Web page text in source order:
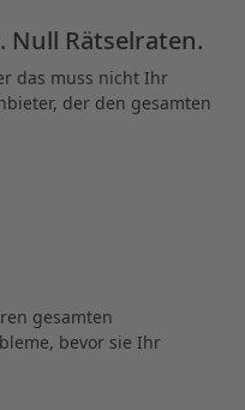
Null Rätselraten.
das muss nicht Ihr
der den gesamten
gesamten
bevor sie Ihr